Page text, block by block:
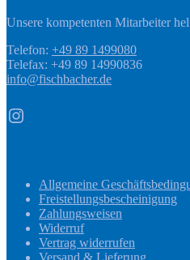
Unsere kompetenten Mitarbeiter
Telefon: +49 89 1499080
Telefax: +49 89 14990836
info@fischbacher.de
Instagram
Allgemeine
Freistellungsbescheinigung
Zahlungsweisen
Widerruf
Vertrag widerrufen
Versand & Lieferung